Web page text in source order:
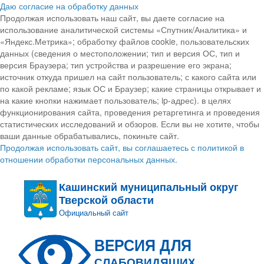
Даю согласие на обработку данных
Продолжая использовать наш сайт, вы даете согласие на
использование аналитической системы «Спутник/Аналитика» и
«Яндекс.Метрика»; обработку файлов cookie, пользовательских
данных (сведения о местоположении; тип и версия ОС, тип и
версия Браузера; тип устройства и разрешение его экрана;
источник откуда пришел на сайт пользователь; с какого сайта или
по какой рекламе; язык ОС и Браузер; какие страницы открывает и
на какие кнопки нажимает пользователь; ip-адрес). в целях
функционирования сайта, проведения ретаргетинга и проведения
статистических исследований и обзоров. Если вы не хотите, чтобы
ваши данные обрабатывались, покиньте сайт.
Продолжая использовать сайт, вы соглашаетесь с политикой в
отношении обработки персональных данных.